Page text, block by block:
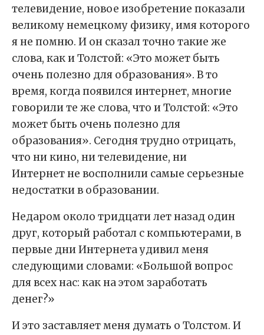
телевидение, новое изобретение показали
великому немецкому физику, имя которого
я не помню. И он сказал точно такие же
слова, как и Толстой: «Это может быть
очень полезно для образования». B то
время, когда появился интернет, многие
говорили те же слова, что и Толстой: «Это
может быть очень полезно для
образования». Сегодня трудно отрицать,
что ни кино, ни телевидение, ни
Интернет не восполнили самые серьезные
недостатки в образовании.
Недаром около тридцати лет назад один
друг, который работал с компьютерами, в
первые дни Интернета удивил меня
следующими словами: «Большой вопрос
для всех нас: как на этом заработать
дeнeг?»
И это заставляет меня думать о Толстом. И